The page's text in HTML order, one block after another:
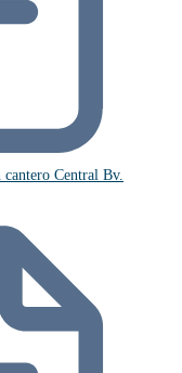
Central Bv.